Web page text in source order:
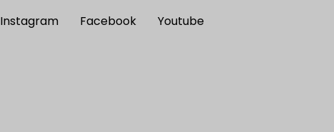
Instagram Facebook Youtube